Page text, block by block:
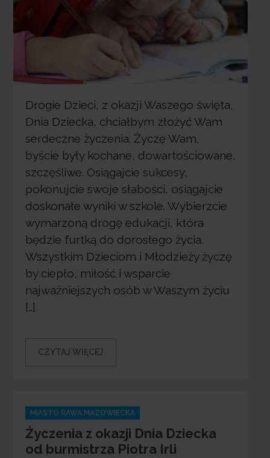
Drogie Dzieci, z okazji Waszego święta,
Dnia Dziecka, chciałbym złożyć Wam
serdeczne życzenia. Życzę Wam,
byście były kochane, dowartościowane,
szczęśliwe. Osiągajcie sukcesy,
pokonujcie swoje słabości, osiągajcie
doskonałe wyniki w szkole. Wybierzcie
wymarzoną drogę edukacji, która
będzie furtką do dorosłego życia.
Wszystkim Dzieciom i Młodzieży życzę
by ciepło, miłość i wsparcie
najważniejszych osób w Waszym życiu
[…]
CZYTAJ WIĘCEJ
Categories
MIASTO RAWA MAZOWIECKA
Życzenia z okazji Dnia Dziecka
od burmistrza Piotra Irli